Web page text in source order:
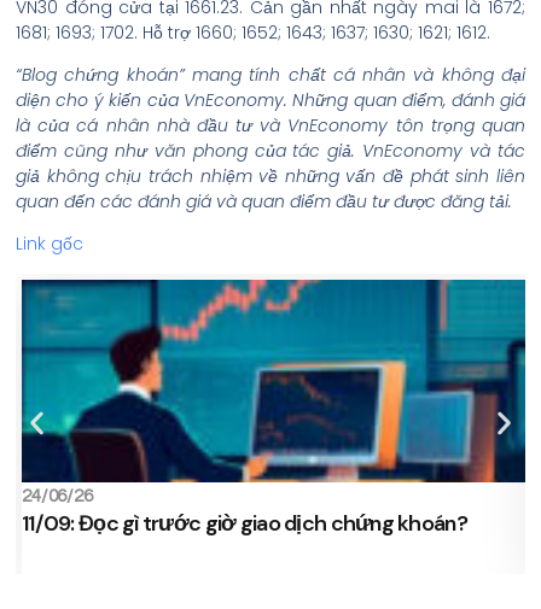
VN30 đóng cửa tại 1661.23. Cản gần nhất ngày mai là 1672;
1681; 1693; 1702. Hỗ trợ 1660; 1652; 1643; 1637; 1630; 1621; 1612.
“Blog chứng khoán” mang tính chất cá nhân và không đại
diện cho ý kiến của VnEconomy. Những quan điểm, đánh giá
là của cá nhân nhà đầu tư và VnEconomy tôn trọng quan
điểm cũng như văn phong của tác giả. VnEconomy và tác
giả không chịu trách nhiệm về những vấn đề phát sinh liên
quan đến các đánh giá và quan điểm đầu tư được đăng tải.
Link gốc
24/06/26
11/09: Đọc gì trước giờ giao dịch chứng khoán?